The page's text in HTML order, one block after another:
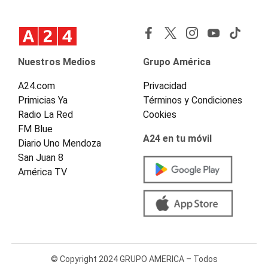
Nuestros Medios
A24.com
Primicias Ya
Radio La Red
FM Blue
Diario Uno Mendoza
San Juan 8
América TV
Grupo América
Privacidad
Términos y Condiciones
Cookies
A24 en tu móvil
© Copyright 2024 GRUPO AMERICA – Todos